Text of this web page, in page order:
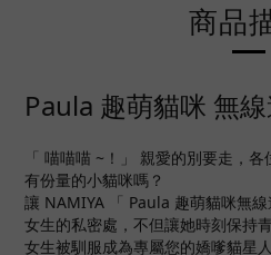
商品
Paula 趣萌貓咪 無
「 喵喵喵 ~！」 親愛的別要走，
有份量的小貓咪嗎？
讓 NAMIYA 「 Paula 趣萌貓咪無
女生的私密處，不但讓她時刻保持
女生被馴服成為專屬您的嬌嗲貓星